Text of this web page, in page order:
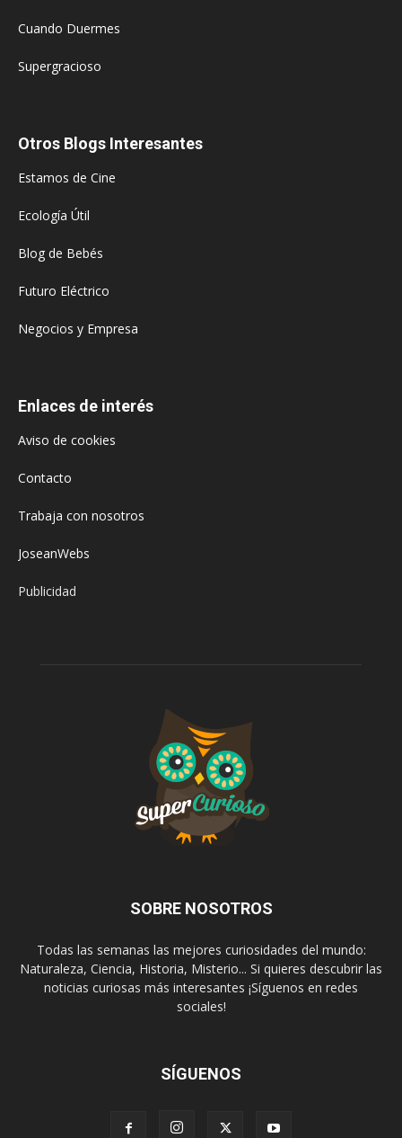
Cuando Duermes
Supergracioso
Otros Blogs Interesantes
Estamos de Cine
Ecología Útil
Blog de Bebés
Futuro Eléctrico
Negocios y Empresa
Enlaces de interés
Aviso de cookies
Contacto
Trabaja con nosotros
JoseanWebs
Publicidad
SOBRE NOSOTROS
Todas las semanas las mejores curiosidades del mundo:
Naturaleza, Ciencia, Historia, Misterio... Si quieres descubrir las
noticias curiosas más interesantes ¡Síguenos en redes
sociales!
SÍGUENOS